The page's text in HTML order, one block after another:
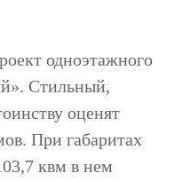
одноэтажного
Стильный,
оценят
При габаритах
квм в нем